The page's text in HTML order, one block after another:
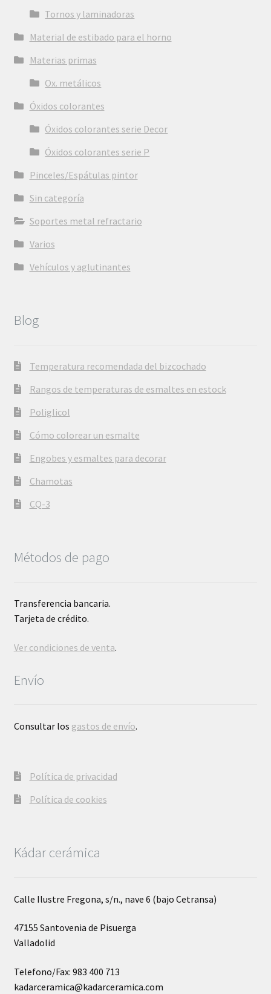
Tornos y laminadoras
Material de estibado para el horno
Materias primas
Ox. metálicos
Óxidos colorantes
Óxidos colorantes serie Decor
Óxidos colorantes serie P
Pinceles/Espátulas pintor
Sin categoría
Soportes metal refractario
Varios
Vehículos y aglutinantes
Blog
Temperatura recomendada del bizcochado
Rangos de temperaturas de esmaltes en estock
Poliglicol
Cómo colorear un esmalte
Engobes y esmaltes para decorar
Chamotas
CQ-3
Métodos de pago
Transferencia bancaria.
Tarjeta de crédito.
Ver condiciones de venta.
Envío
Consultar los gastos de envío.
Política de privacidad
Política de cookies
Kádar cerámica
Calle Ilustre Fregona, s/n., nave 6 (bajo Cetransa)
47155 Santovenia de Pisuerga
Valladolid
Telefono/Fax: 983 400 713
kadarceramica@kadarceramica.com